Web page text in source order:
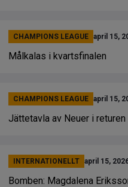
CHAMPIONS LEAGUE april 15,
Målkalas i kvartsfinalen
CHAMPIONS LEAGUE april 15,
Jättetavla av Neuer i returen
INTERNATIONELLT april 15,
Bomben: Magdalena